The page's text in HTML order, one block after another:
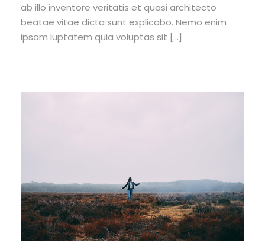
ab illo inventore veritatis et quasi architecto
beatae vitae dicta sunt explicabo. Nemo enim
ipsam luptatem quia voluptas sit […]